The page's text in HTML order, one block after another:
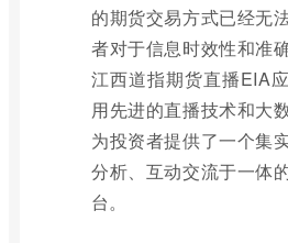
的期货交易方式已经无
者对于信息时效性和准
江西道指期货直播EIA
用先进的直播技术和大
为投资者提供了一个集
分析、互动交流于一体
台。